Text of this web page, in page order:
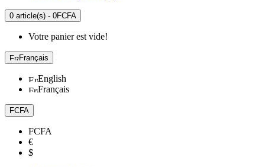
0 article(s) - 0FCFA
Votre panier est vide!
Français
English
Français
FCFA
FCFA
€
$